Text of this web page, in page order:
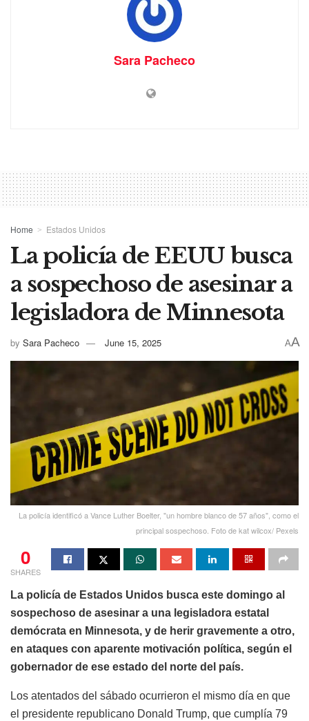
Sara Pacheco
Home Estados Unidos
La policía de EEUU busca
a sospechoso de asesinar a
legisladora de Minnesota
by Sara Pacheco June 15, 2025 AA
La policía identificó a Vance Luther Boelter, "un hombre blanco de 57 años", como el
principal sospechoso. Foto de kat wilcox/ Pexels
0
SHARES
La policía de Estados Unidos busca este domingo al
sospechoso de asesinar a una legisladora estatal
demócrata en Minnesota, y de herir gravemente a otro,
en ataques con aparente motivación política, según el
gobernador de ese estado del norte del país.
Los atentados del sábado ocurrieron el mismo día en que
el presidente republicano Donald Trump, que cumplía 79